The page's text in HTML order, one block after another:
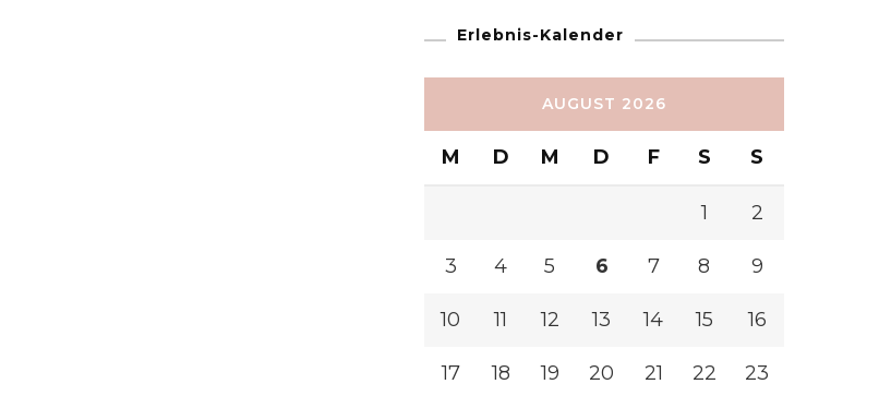
Erlebnis-Kalender
AUGUST 2026
M D M D F S S
1 2
3 4 5 6 7 8 9
10 11 12 13 14 15 16
17 18 19 20 21 22 23